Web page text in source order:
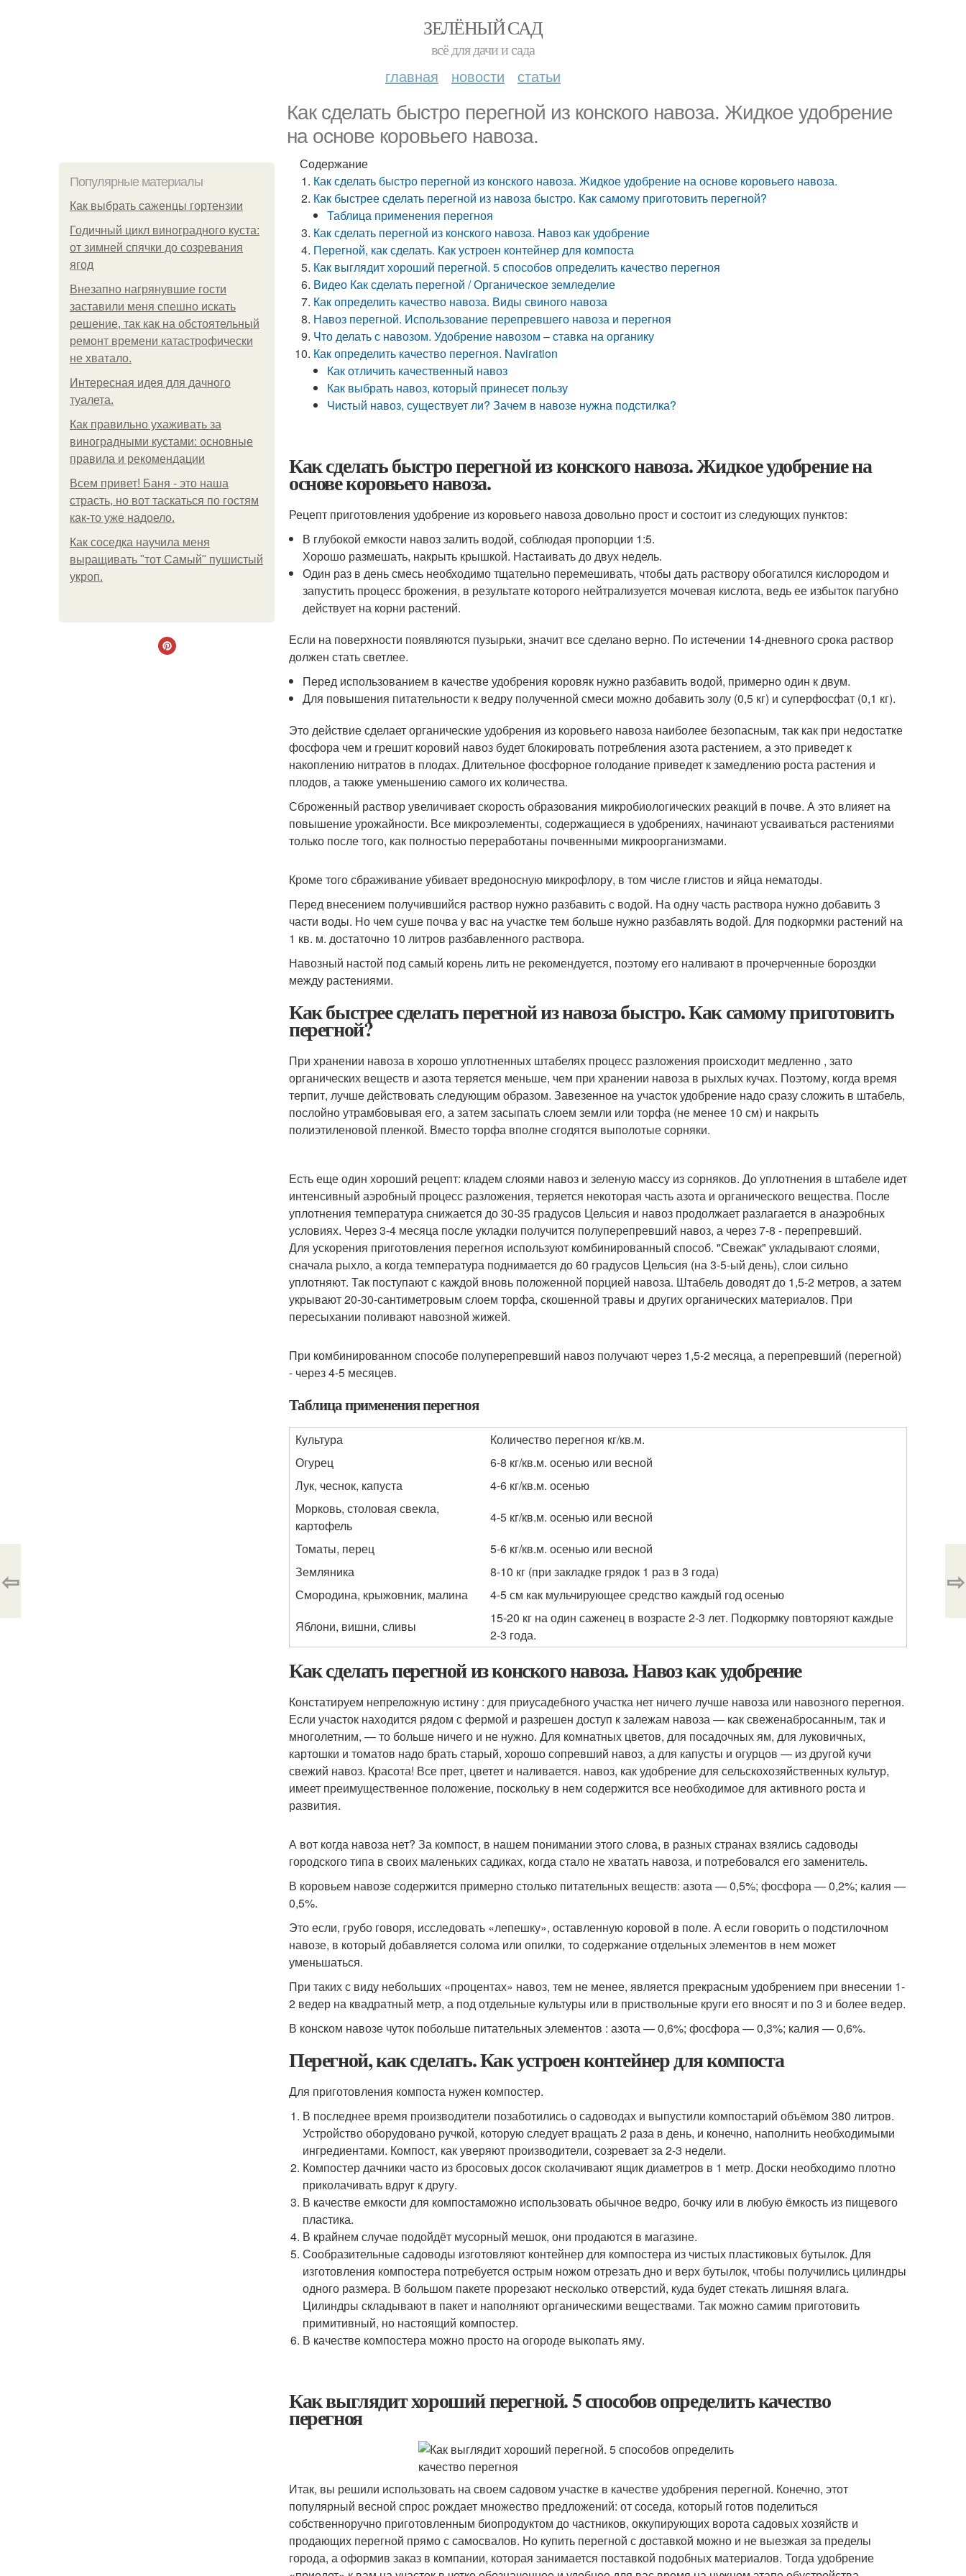
ЗЕЛЁНЫЙ САД
всё для дачи и сада
главная новости статьи
Как сделать быстро перегной из конского навоза. Жидкое удобрение
на основе коровьего навоза.
Популярные материалы
Как выбрать саженцы гортензии
Годичный цикл виноградного куста:
от зимней спячки до созревания
ягод
Внезапно нагрянувшие гости
заставили меня спешно искать
решение, так как на обстоятельный
ремонт времени катастрофически
не хватало.
Интересная идея для дачного
туалета.
Как правильно ухаживать за
виноградными кустами: основные
правила и рекомендации
Всем привет! Баня - это наша
страсть, но вот таскаться по гостям
как-то уже надоело.
Как соседка научила меня
выращивать "тот Самый" пушистый
укроп.
Содержание
Как сделать быстро перегной из конского навоза. Жидкое удобрение на основе коровьего навоза.
Как быстрее сделать перегной из навоза быстро. Как самому приготовить перегной?
Таблица применения перегноя
Как сделать перегной из конского навоза. Навоз как удобрение
Перегной, как сделать. Как устроен контейнер для компоста
Как выглядит хороший перегной. 5 способов определить качество перегноя
Видео Как сделать перегной / Органическое земледелие
Как определить качество навоза. Виды свиного навоза
Навоз перегной. Использование перепревшего навоза и перегноя
Что делать с навозом. Удобрение навозом – ставка на органику
Как определить качество перегноя. Naviгation
Как отличить качественный навоз
Как выбрать навоз, который принесет пользу
Чистый навоз, существует ли? Зачем в навозе нужна подстилка?
Как сделать быстро перегной из конского навоза. Жидкое удобрение на
основе коровьего навоза.
Рецепт приготовления удобрение из коровьего навоза довольно прост и состоит из следующих пунктов:
В глубокой емкости навоз залить водой, соблюдая пропорции 1:5.
Хорошо размешать, накрыть крышкой. Настаивать до двух недель.
Один раз в день смесь необходимо тщательно перемешивать, чтобы дать раствору обогатился кислородом и
запустить процесс брожения, в результате которого нейтрализуется мочевая кислота, ведь ее избыток пагубно
действует на корни растений.
Если на поверхности появляются пузырьки, значит все сделано верно. По истечении 14-дневного срока раствор
должен стать светлее.
Перед использованием в качестве удобрения коровяк нужно разбавить водой, примерно один к двум.
Для повышения питательности к ведру полученной смеси можно добавить золу (0,5 кг) и суперфосфат (0,1 кг).
Это действие сделает органические удобрения из коровьего навоза наиболее безопасным, так как при недостатке
фосфора чем и грешит коровий навоз будет блокировать потребления азота растением, а это приведет к
накоплению нитратов в плодах. Длительное фосфорное голодание приведет к замедлению роста растения и
плодов, а также уменьшению самого их количества.
Сброженный раствор увеличивает скорость образования микробиологических реакций в почве. А это влияет на
повышение урожайности. Все микроэлементы, содержащиеся в удобрениях, начинают усваиваться растениями
только после того, как полностью переработаны почвенными микроорганизмами.
Кроме того сбраживание убивает вредоносную микрофлору, в том числе глистов и яйца нематоды.
Перед внесением получившийся раствор нужно разбавить с водой. На одну часть раствора нужно добавить 3
части воды. Но чем суше почва у вас на участке тем больше нужно разбавлять водой. Для подкормки растений на
1 кв. м. достаточно 10 литров разбавленного раствора.
Навозный настой под самый корень лить не рекомендуется, поэтому его наливают в прочерченные бороздки
между растениями.
Как быстрее сделать перегной из навоза быстро. Как самому приготовить
перегной?
При хранении навоза в хорошо уплотненных штабелях процесс разложения происходит медленно , зато
органических веществ и азота теряется меньше, чем при хранении навоза в рыхлых кучах. Поэтому, когда время
терпит, лучше действовать следующим образом. Завезенное на участок удобрение надо сразу сложить в штабель,
послойно утрамбовывая его, а затем засыпать слоем земли или торфа (не менее 10 см) и накрыть
полиэтиленовой пленкой. Вместо торфа вполне сгодятся выполотые сорняки.
Есть еще один хороший рецепт: кладем слоями навоз и зеленую массу из сорняков. До уплотнения в штабеле идет
интенсивный аэробный процесс разложения, теряется некоторая часть азота и органического вещества. После
уплотнения температура снижается до 30-35 градусов Цельсия и навоз продолжает разлагается в анаэробных
условиях. Через 3-4 месяца после укладки получится полуперепревший навоз, а через 7-8 - перепревший.
Для ускорения приготовления перегноя используют комбинированный способ. "Свежак" укладывают слоями,
сначала рыхло, а когда температура поднимается до 60 градусов Цельсия (на 3-5-ый день), слои сильно
уплотняют. Так поступают с каждой вновь положенной порцией навоза. Штабель доводят до 1,5-2 метров, а затем
укрывают 20-30-сантиметровым слоем торфа, скошенной травы и других органических материалов. При
пересыхании поливают навозной жижей.
При комбинированном способе полуперепревший навоз получают через 1,5-2 месяца, а перепревший (перегной)
- через 4-5 месяцев.
Таблица применения перегноя
Культура
Количество перегноя кг/кв.м.
Огурец
6-8 кг/кв.м. осенью или весной
Лук, чеснок, капуста
4-6 кг/кв.м. осенью
Морковь, столовая свекла,
картофель
4-5 кг/кв.м. осенью или весной
Томаты, перец
5-6 кг/кв.м. осенью или весной
Земляника
8-10 кг (при закладке грядок 1 раз в 3 года)
Смородина, крыжовник, малина
4-5 см как мульчирующее средство каждый год осенью
Яблони, вишни, сливы
15-20 кг на один саженец в возрасте 2-3 лет. Подкормку повторяют каждые
2-3 года.
Как сделать перегной из конского навоза. Навоз как удобрение
Констатируем непреложную истину : для приусадебного участка нет ничего лучше навоза или навозного перегноя.
Если участок находится рядом с фермой и разрешен доступ к залежам навоза — как свеженабросанным, так и
многолетним, — то больше ничего и не нужно. Для комнатных цветов, для посадочных ям, для луковичных,
картошки и томатов надо брать старый, хорошо сопревший навоз, а для капусты и огурцов — из другой кучи
свежий навоз. Красота! Все прет, цветет и наливается. навоз, как удобрение для сельскохозяйственных культур,
имеет преимущественное положение, поскольку в нем содержится все необходимое для активного роста и
развития.
А вот когда навоза нет? За компост, в нашем понимании этого слова, в разных странах взялись садоводы
городского типа в своих маленьких садиках, когда стало не хватать навоза, и потребовался его заменитель.
В коровьем навозе содержится примерно столько питательных веществ: азота — 0,5%; фосфора — 0,2%; калия —
0,5%.
Это если, грубо говоря, исследовать «лепешку», оставленную коровой в поле. А если говорить о подстилочном
навозе, в который добавляется солома или опилки, то содержание отдельных элементов в нем может
уменьшаться.
При таких с виду небольших «процентах» навоз, тем не менее, является прекрасным удобрением при внесении 1-
2 ведер на квадратный метр, а под отдельные культуры или в приствольные круги его вносят и по 3 и более ведер.
В конском навозе чуток побольше питательных элементов : азота — 0,6%; фосфора — 0,3%; калия — 0,6%.
Перегной, как сделать. Как устроен контейнер для компоста
Для приготовления компоста нужен компостер.
В последнее время производители позаботились о садоводах и выпустили компостарий объёмом 380 литров.
Устройство оборудовано ручкой, которую следует вращать 2 раза в день, и конечно, наполнить необходимыми
ингредиентами. Компост, как уверяют производители, созревает за 2-3 недели.
Компостер дачники часто из бросовых досок сколачивают ящик диаметров в 1 метр. Доски необходимо плотно
приколачивать вдруг к другу.
В качестве емкости для компостаможно использовать обычное ведро, бочку или в любую ёмкость из пищевого
пластика.
В крайнем случае подойдёт мусорный мешок, они продаются в магазине.
Сообразительные садоводы изготовляют контейнер для компостера из чистых пластиковых бутылок. Для
изготовления компостера потребуется острым ножом отрезать дно и верх бутылок, чтобы получились цилиндры
одного размера. В большом пакете прорезают несколько отверстий, куда будет стекать лишняя влага.
Цилиндры складывают в пакет и наполняют органическими веществами. Так можно самим приготовить
примитивный, но настоящий компостер.
В качестве компостера можно просто на огороде выкопать яму.
Как выглядит хороший перегной. 5 способов определить качество
перегноя
Итак, вы решили использовать на своем садовом участке в качестве удобрения перегной. Конечно, этот
популярный весной спрос рождает множество предложений: от соседа, который готов поделиться
собственноручно приготовленным биопродуктом до частников, оккупирующих ворота садовых хозяйств и
продающих перегной прямо с самосвалов. Но купить перегной с доставкой можно и не выезжая за пределы
города, а оформив заказ в компании, которая занимается поставкой подобных материалов. Тогда удобрение
⇦ ⇨